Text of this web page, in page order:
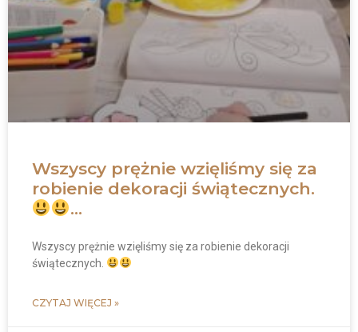
Wszyscy prężnie wzięliśmy się za
robienie dekoracji świątecznych.
…
Wszyscy prężnie wzięliśmy się za robienie dekoracji
świątecznych.
CZYTAJ WIĘCEJ »